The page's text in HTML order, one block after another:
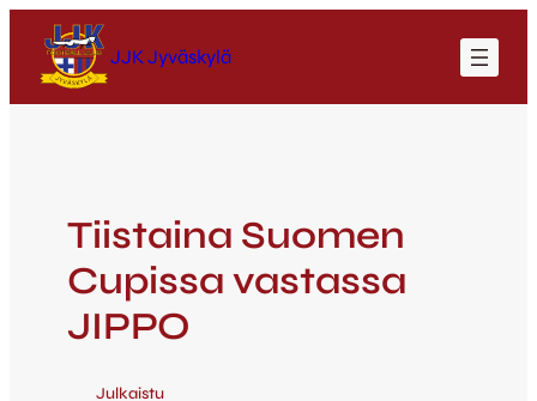
JJK Jyväskylä
Tiistaina Suomen
Cupissa vastassa
JIPPO
Julkaistu